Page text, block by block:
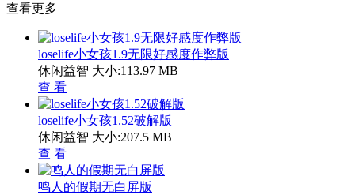
查看更多
loselife小女孩1.9无限好感度作弊版
休闲益智 大小:113.97 MB
查 看
loselife小女孩1.52破解版
休闲益智 大小:207.5 MB
查 看
鸣人的假期无白屏版